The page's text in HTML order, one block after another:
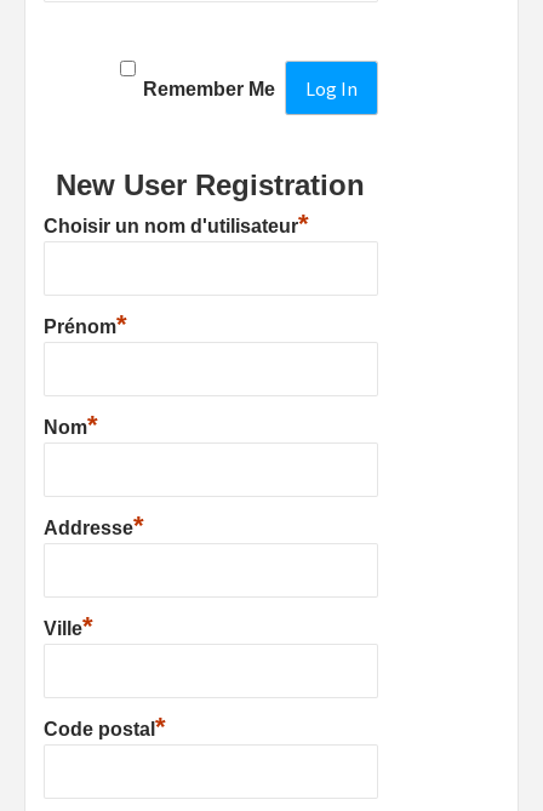
Remember Me
New User Registration
Choisir un nom d'utilisateur*
Prénom*
Nom*
Addresse*
Ville*
Code postal *